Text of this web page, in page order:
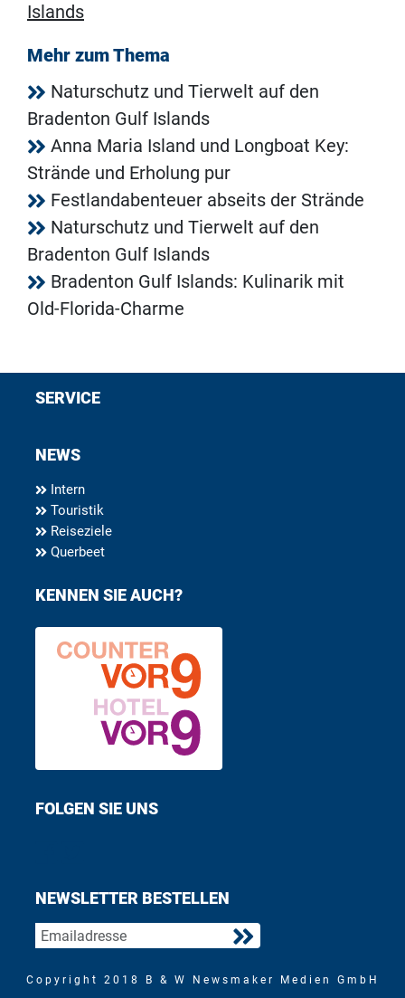
Islands
Mehr zum Thema
Naturschutz und Tierwelt auf den
Bradenton Gulf Islands
Anna Maria Island und Longboat Key:
Strände und Erholung pur
Festlandabenteuer abseits der Strände
Naturschutz und Tierwelt auf den
Bradenton Gulf Islands
Bradenton Gulf Islands: Kulinarik mit
Old-Florida-Charme
SERVICE
NEWS
Intern
Touristik
Reiseziele
Querbeet
KENNEN SIE AUCH?
FOLGEN SIE UNS
NEWSLETTER BESTELLEN
Copyright 2018 B & W Newsmaker Medien GmbH